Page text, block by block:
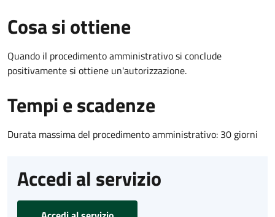
Cosa si ottiene
Quando il procedimento amministrativo si conclude
positivamente si ottiene un'autorizzazione.
Tempi e scadenze
Durata massima del procedimento amministrativo: 30 giorni
Accedi al servizio